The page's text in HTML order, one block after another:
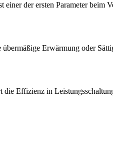
der ersten Parameter beim
Erwärmung oder
Effizienz in